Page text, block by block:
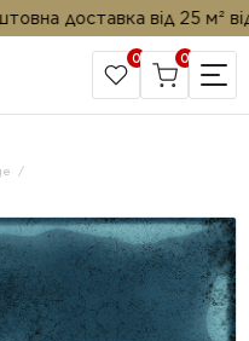
доставка від 25 м² від
КОМПАНІЇ
0 0